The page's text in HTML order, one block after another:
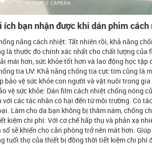
ích bạn nhận được khi dán phim
nắng cách nhiệt: Tất nhiên rồi, khả năng
là thước đo chính xác nhất cho chất lượng
mái hơn, sức khỏe tốt hơn và lao động học tập
tia UV: Khả năng chống tia cực tím cũng là
bảo vệ sức khỏe con người và vật nuôi trong
vệ sức khỏe: Dán film cách nhiệt chống nóng
với các tác nhân có hại đến từ môi trường. Có
Làm cho da bạn không bị thâm nám, chống
kiệm chi phí: Với cơ chế hấp thụ và phản xạ
sổ sẽ khiến cho căn phòng trở nên mát hơn.
tuổi thọ của thiết bị đồng thời tiết kiệm chi phí